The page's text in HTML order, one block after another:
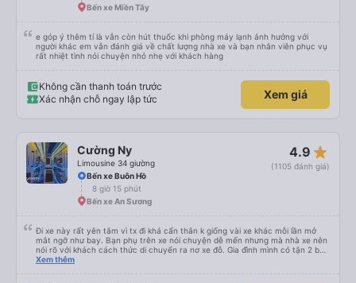
Bến xe Miền Tây
e góp ý thêm tí là vẫn còn hút thuốc khi phòng máy lạnh ảnh hưởng với
người khác em vẫn đánh giá về chất lượng nhà xe và bạn nhân viên phục vụ
rất nhiệt tình nói chuyện nhỏ nhẹ với khách hàng
Không cần thanh toán trước
Xác nhận chỗ ngay lập tức
Xem giá
Cường Ny
Limousine 34 giường
4.9 star_rate
(1105 đánh giá)
Bến xe Buôn Hồ
8 giờ 15 phút
Bến xe An Sương
Đi xe này rất yên tâm vì tx đi khá cẩn thân k giống vài xe khác mỗi lần mở
mắt ngỡ như bay. Bạn phụ trên xe nói chuyện dễ mến nhưng mà nhà xe nên
nói rõ với khách cách thức di chuyển ra nơ xe đỗ. Gia đình mình có tận 2 bé
nhỏ tay xách nách mang mà mình bị xoay vòng vòng đi bộ đến khu đỗ xe thì
Xem thêm